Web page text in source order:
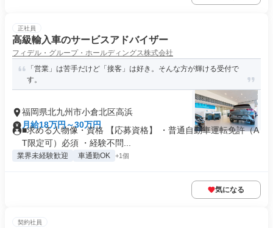
正社員
高級輸入車のサービスアドバイザー
フィデル・グループ・ホールディングス株式会社
「営業」は苦手だけど「接客」は好き。そんな方が輝ける受付で
す。
福岡県北九州市小倉北区高浜
月給18万円～30万円
■求める人物像・資格 【応募資格】 ・普通自動車運転免許（A
T限定可）必須 ・経験不問...
業界未経験歓迎 車通勤OK +1個
気になる
契約社員